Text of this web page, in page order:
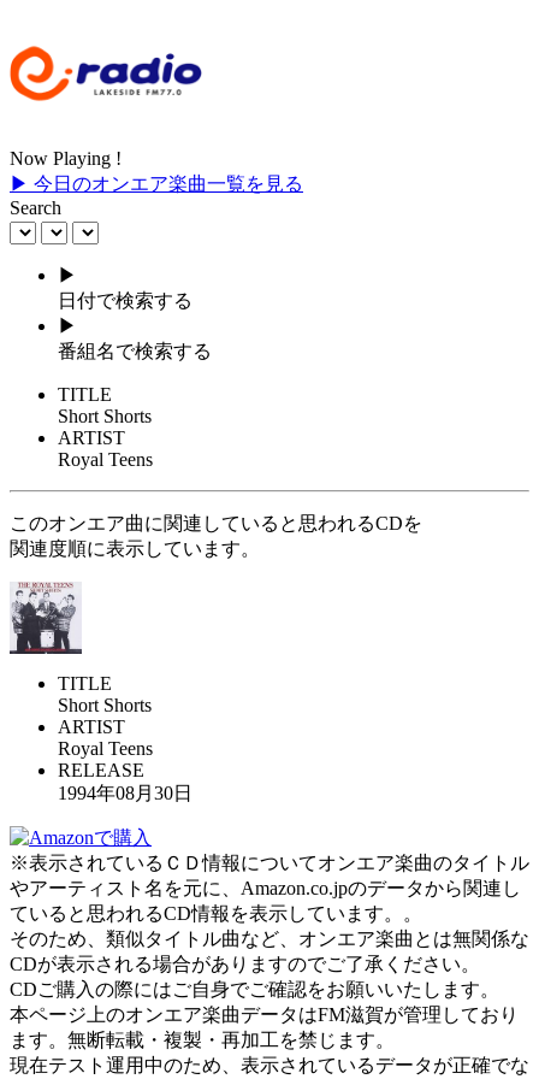
Now Playing !
▶ 今日のオンエア楽曲一覧を見る
Search
▶
日付で検索する
▶
番組名で検索する
TITLE
Short Shorts
ARTIST
Royal Teens
このオンエア曲に関連していると思われるCDを
関連度順に表示しています。
TITLE
Short Shorts
ARTIST
Royal Teens
RELEASE
1994年08月30日
※表示されているＣＤ情報についてオンエア楽曲のタイトル
やアーティスト名を元に、Amazon.co.jpのデータから関連し
ていると思われるCD情報を表示しています。。
そのため、類似タイトル曲など、オンエア楽曲とは無関係な
CDが表示される場合がありますのでご了承ください。
CDご購入の際にはご自身でご確認をお願いいたします。
本ページ上のオンエア楽曲データはFM滋賀が管理しており
ます。無断転載・複製・再加工を禁じます。
現在テスト運用中のため、表示されているデータが正確でな